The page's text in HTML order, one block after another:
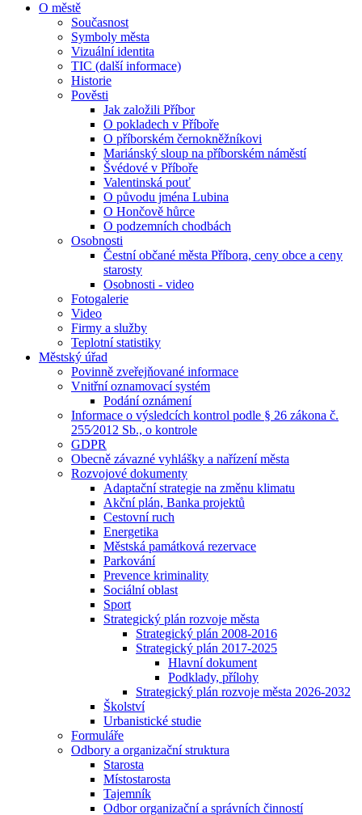
O městě
Současnost
Symboly města
Vizuální identita
TIC (další informace)
Historie
Pověsti
Jak založili Příbor
O pokladech v Příboře
O příborském černokněžníkovi
Mariánský sloup na příborském náměstí
Švédové v Příboře
Valentinská pouť
O původu jména Lubina
O Hončově hůrce
O podzemních chodbách
Osobnosti
Čestní občané města Příbora, ceny obce a ceny
starosty
Osobnosti - video
Fotogalerie
Video
Firmy a služby
Teplotní statistiky
Městský úřad
Povinně zveřejňované informace
Vnitřní oznamovací systém
Podání oznámení
Informace o výsledcích kontrol podle § 26 zákona č.
255⁄2012 Sb., o kontrole
GDPR
Obecně závazné vyhlášky a nařízení města
Rozvojové dokumenty
Adaptační strategie na změnu klimatu
Akční plán, Banka projektů
Cestovní ruch
Energetika
Městská památková rezervace
Parkování
Prevence kriminality
Sociální oblast
Sport
Strategický plán rozvoje města
Strategický plán 2008-2016
Strategický plán 2017-2025
Hlavní dokument
Podklady, přílohy
Strategický plán rozvoje města 2026-2032
Školství
Urbanistické studie
Formuláře
Odbory a organizační struktura
Starosta
Místostarosta
Tajemník
Odbor organizační a správních činností